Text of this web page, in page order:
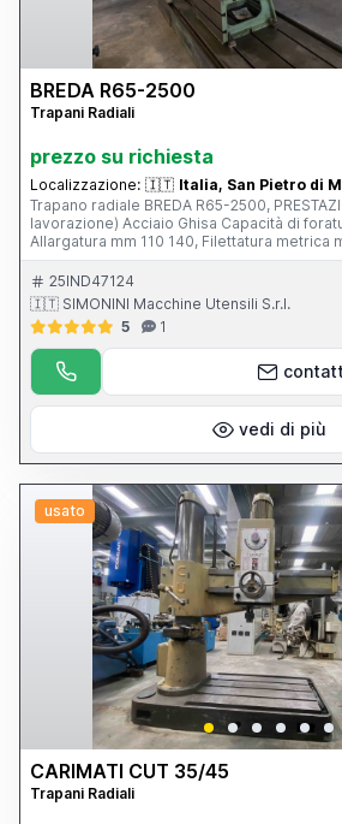
BREDA R65-2500
Trapani Radiali
prezzo su richiesta
Localizzazione: 🇮🇹 Italia, San Pietro di
Trapano radiale BREDA R65-2500,
lavorazione) Acciaio Ghisa Capacità di foratura dal pieno mm 65 85,
Allargatura mm 110 140, Filettatura metrica mm 60 80, DATI DEL
MANDRINO Diametro mm 90, Corsa mm 430, Cono morse CM 5,
Numero delle velocità 16, Velocità di rotazione g/min 32÷2000,
Numero degli avanzamenti 8, Sbraccio utile mm 2500, Massimo
raggio di foratura mm 2725, Minimo raggio di foratura mm 570,
Spostamento longitudinale testa mm 2155, Massima distanza fra
mandrino e basamento mm 1780, Minima distanza fra mandrino e
basamento mm 520, Spostamento del braccio in altezza mm 830,
Diametro colonna mm 450, BASAMENTO Lunghezza mm 3600,
Larghezza mm 1150, Altezza mm 250, Superficie utile mm 2680 x
Potenza motore sollevamento bandiera CV 4, Peso macchina Kg
7200, Bloccaggi elettromeccanici, Visualizzatore di quote su
25IND47124
🇮🇹 SIMONINI Macchine Utensili S.r.l.
5
1
vedi di più
usato
CARIMATI CUT 35/45
Trapani Radiali